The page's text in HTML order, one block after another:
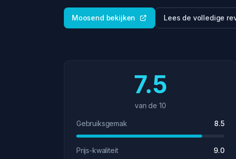
Moosend bekijken Lees de volledige
7.5
van de 10
Gebruiksgemak 8.5
Prijs-kwaliteit 9.0